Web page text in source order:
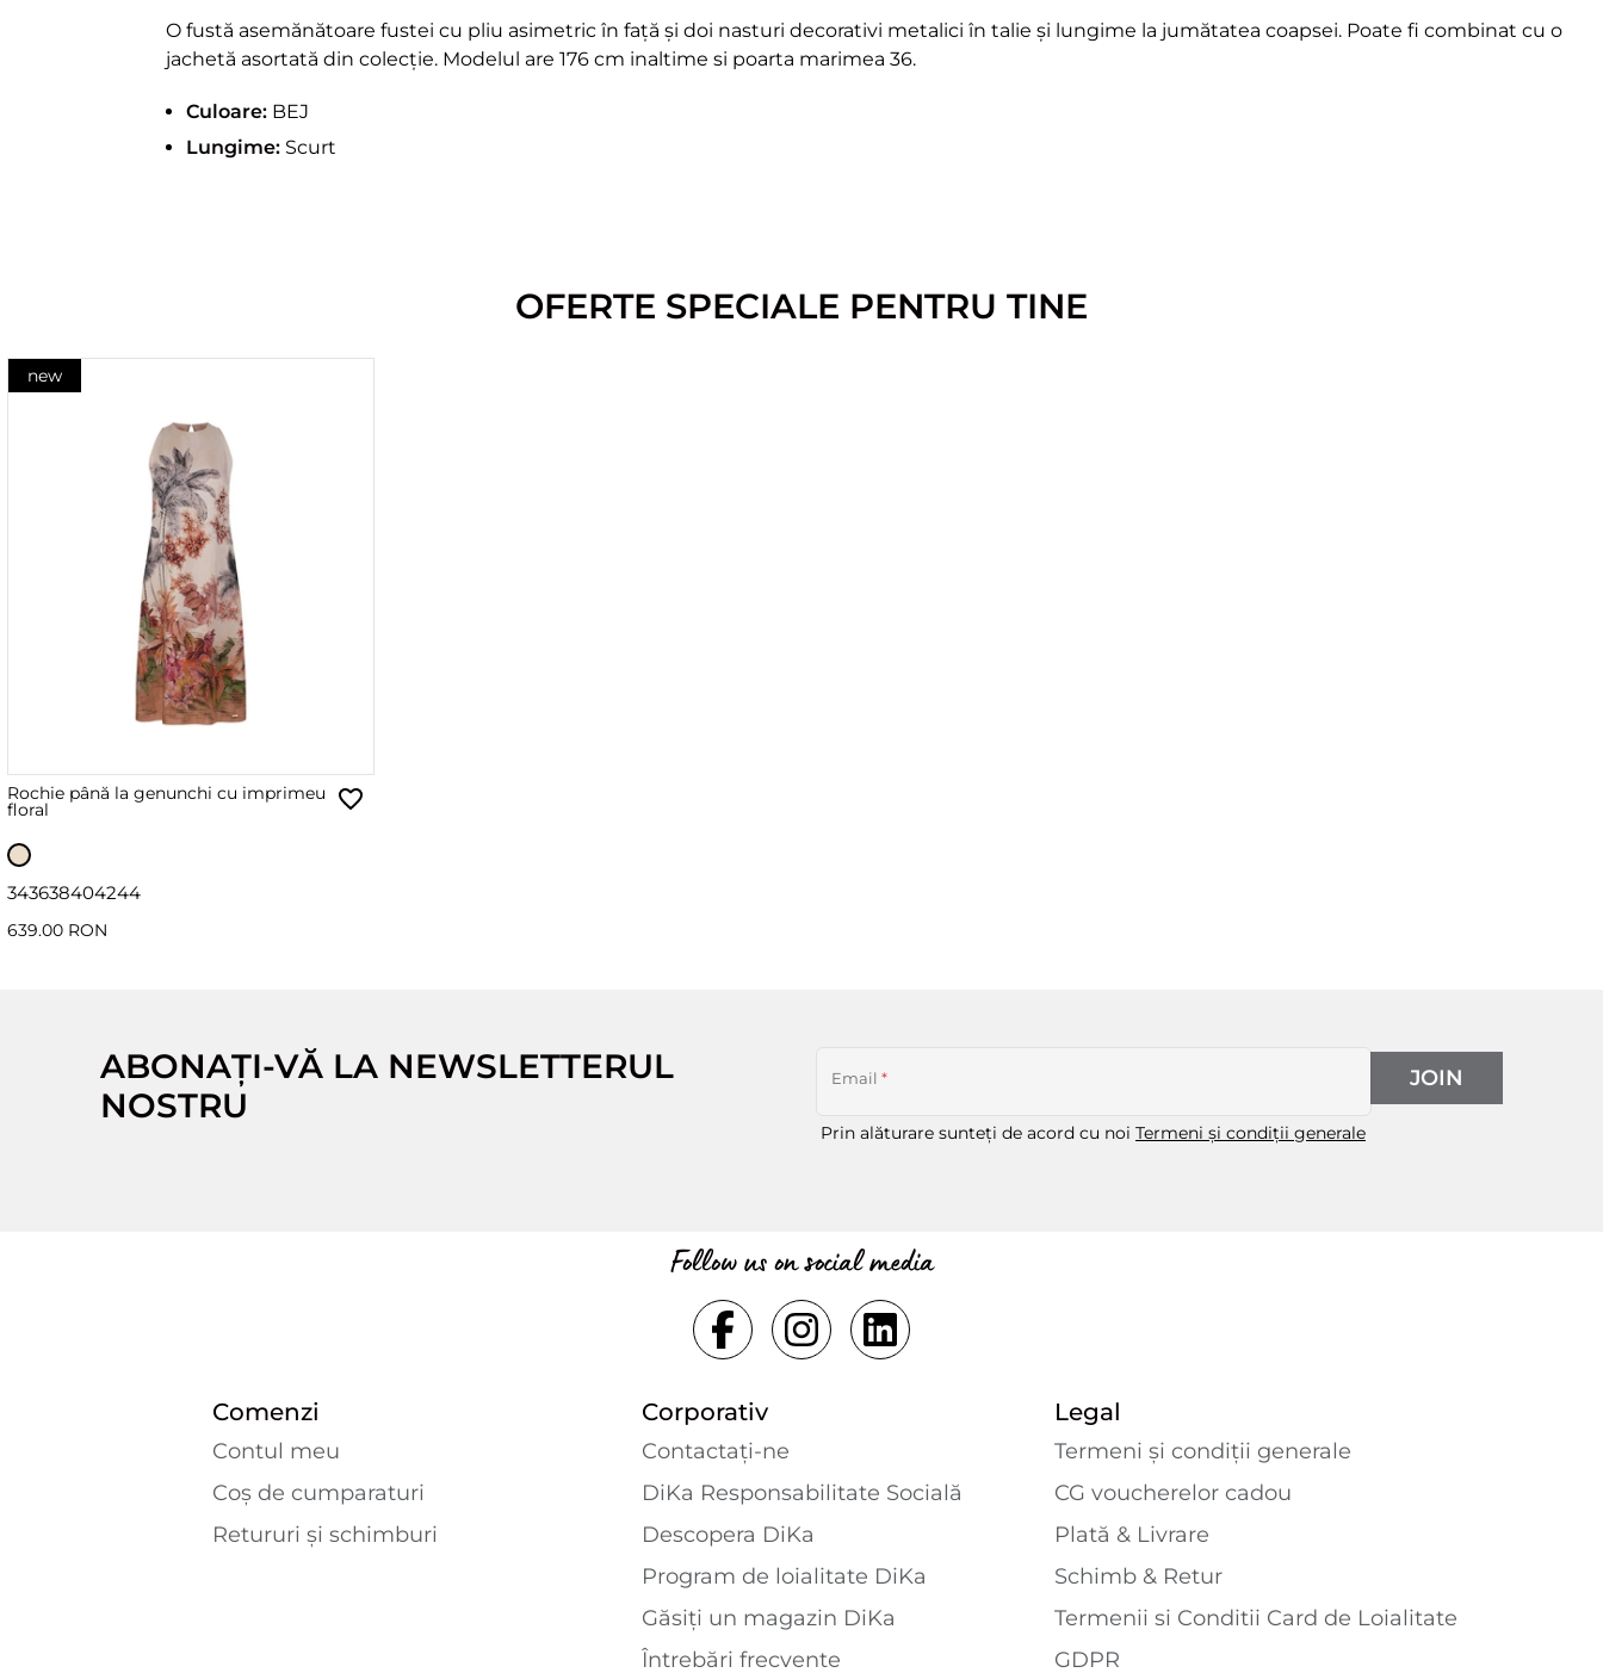
O fustă asemănătoare fustei cu pliu asimetric în față și doi nasturi decorativi metalici în talie și lungime la jumătatea coapsei. Poate fi combinat cu o
jachetă asortată din colecție. Modelul are 176 cm inaltime si poarta marimea 36.
Culoare: BEJ
Lungime: Scurt
OFERTE SPECIALE PENTRU TINE
new
Rochie până la genunchi cu imprimeu
floral
343638404244
639.00 RON
ABONAȚI-VĂ LA NEWSLETTERUL
NOSTRU
Email *
Prin alăturare sunteți de acord cu noi Termeni și condiții generale
JOIN
Follow us on social media
Comenzi
Contul meu
Coș de cumparaturi
Retururi și schimburi
Corporativ
Contactaţi-ne
DiKa Responsabilitate Socială
Descopera DiKa
Program de loialitate DiKa
Găsiți un magazin DiKa
Întrebări frecvente
Legal
Termeni și condiții generale
CG voucherelor cadou
Plată & Livrare
Schimb & Retur
Termenii si Conditii Card de Loialitate
GDPR